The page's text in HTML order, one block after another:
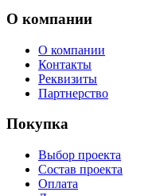
О компании
О компании
Контакты
Реквизиты
Партнерство
Покупка
Выбор проекта
Состав проекта
Оплата